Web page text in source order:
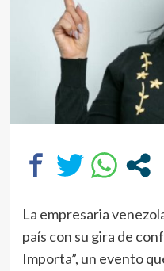
La empresaria
país con su gira de
Importa”, un evento